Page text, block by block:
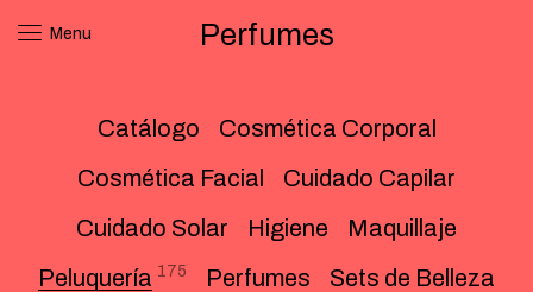
Menu Perfumes
Catálogo
Cosmética Corporal
Cosmética Facial
Cuidado Capilar
Cuidado Solar
Higiene
Maquillaje
Peluquería 175 Perfumes Sets de Belleza